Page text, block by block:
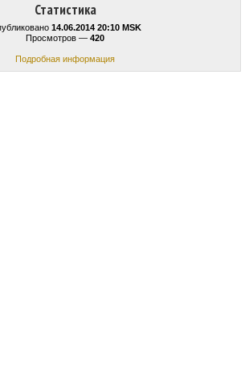
Статистика
14.06.2014 20:10 MSK
Просмотров — 420
Подробная информация